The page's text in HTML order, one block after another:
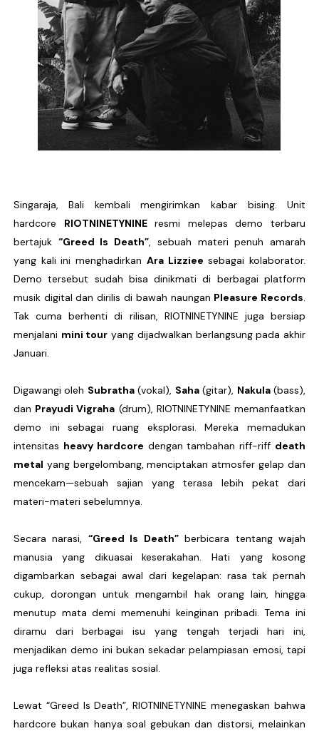
DESERVE Lepaskan Amarah dan Kritik Sosial Lewat
Bunuhdiri Perkenalkan Dunia Distopia Lewat
Sindikat Sisa Semalam Rayakan Kehangatan Tradisi
Given Rayakan Rasa Kagum dan Jatuh Cinta Lewat
Kentara Lanjutkan Narasi Emosional Lewat Single
Singaraja, Bali kembali mengirimkan kabar bising. Unit
hardcore RIOTNINETYNINEresmi melepas demo terbaru
bertajuk “Greed Is Death”, sebuah materi penuh amarah
yang kali ini menghadirkan Ara Lizziee sebagai kolaborator.
Demo tersebut sudah bisa dinikmati di berbagai platform
musik digital dan dirilis di bawah naungan Pleasure Records.
Tak cuma berhenti di rilisan, RIOTNINETYNINE juga bersiap
menjalani mini tour yang dijadwalkan berlangsung pada akhir
Januari.
Digawangi oleh Subratha(vokal), Saha(gitar), Nakula(bass),
dan Prayudi Vigraha (drum), RIOTNINETYNINE memanfaatkan
demo ini sebagai ruang eksplorasi. Mereka memadukan
intensitas heavy hardcore dengan tambahan riff-riff death
metal yang bergelombang, menciptakan atmosfer gelap dan
mencekam—sebuah sajian yang terasa lebih pekat dari
materi-materi sebelumnya.
Secara narasi, “Greed Is Death”berbicara tentang wajah
manusia yang dikuasai keserakahan. Hati yang kosong
digambarkan sebagai awal dari kegelapan: rasa tak pernah
cukup, dorongan untuk mengambil hak orang lain, hingga
menutup mata demi memenuhi keinginan pribadi. Tema ini
diramu dari berbagai isu yang tengah terjadi hari ini,
menjadikan demo ini bukan sekadar pelampiasan emosi, tapi
juga refleksi atas realitas sosial.
Lewat “Greed Is Death”, RIOTNINETYNINE menegaskan bahwa
hardcore bukan hanya soal gebukan dan distorsi, melainkan